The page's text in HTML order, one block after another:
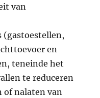
van
(gastoestellen,
en
teneinde het
te reduceren
of nalaten van